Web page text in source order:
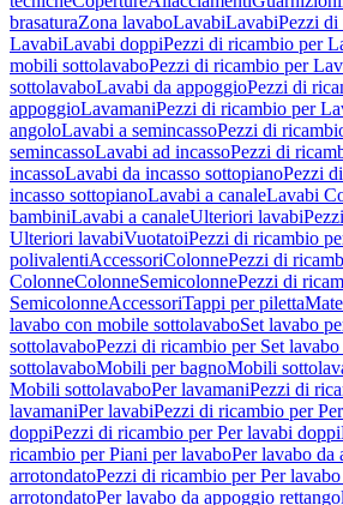
brasaturaZona lavaboLavabiLavabiPezzi di
LavabiLavabi doppiPezzi di ricambio per
mobili sottolavaboPezzi di ricambio per
sottolavaboLavabi da appoggioPezzi di
appoggioLavamaniPezzi di ricambio per
angoloLavabi a semincassoPezzi di
semincassoLavabi ad incassoPezzi di
incassoLavabi da incasso sottopianoPezzi
incasso sottopianoLavabi a canaleLavabi
bambiniLavabi a canaleUlteriori lavabi
Ulteriori lavabiVuotatoiPezzi di ricambio
polivalentiAccessoriColonnePezzi di
ColonneColonneSemicolonnePezzi di
SemicolonneAccessoriTappi per piletta
lavabo con mobile sottolavaboSet lavabo
sottolavaboPezzi di ricambio per Set
sottolavaboMobili per bagnoMobili
Mobili sottolavaboPer lavamaniPezzi di
lavamaniPer lavabiPezzi di ricambio per
doppiPezzi di ricambio per Per lavabi doppi
ricambio per Piani per lavaboPer lavabo da
arrotondatoPezzi di ricambio per Per
arrotondatoPer lavabo da appoggio